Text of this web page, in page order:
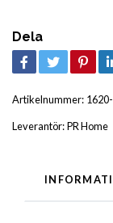
Dela
Artikelnummer:
Leverantör:PR Home